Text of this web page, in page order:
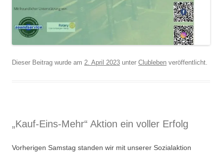
Dieser Beitrag wurde am 2. April 2023 unter Clubleben veröffentlicht.
„Kauf-Eins-Mehr“ Aktion ein voller Erfolg
Vorherigen Samstag standen wir mit unserer Sozialaktion